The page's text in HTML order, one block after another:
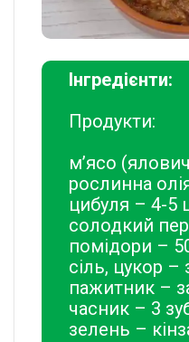
Інгредієнти:
Продукти:
м’ясо
рослинна
цибуля – 4-5
солодкий
помідори –
сіль, цукор
пажитник –
часник – 3
зелень –